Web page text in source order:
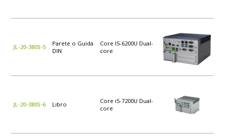
JL-20-380S-5
Parete o Guida
DIN
Core I5-6200U Dual-
core
JL-20-380S-6 Libro
Core i5-7200U Dual-
core